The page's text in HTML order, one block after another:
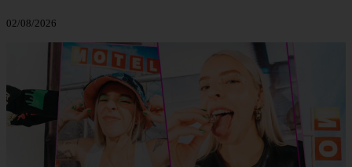
02/08/2026